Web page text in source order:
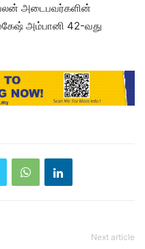
அடைபவர்களின்
அம்பானி 42-வது
Next article